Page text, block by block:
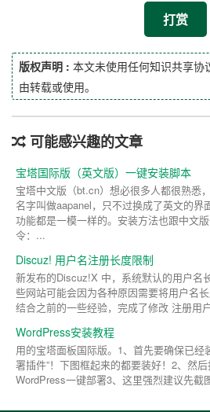
打赏
版权声明 : 本文未使用任何知识共享协
由转载或使用。
可能感兴趣的文章
宝塔国际版（英文版）一键安装脚本
宝塔中文版（bt.cn）想必很多人都很熟悉
名字叫做aapanel，只不过换成了英文的界
功能都是一模一样的。安装方法也跟中文
令：...
Discuz! 用户名注册长度限制
新发布的Discuz!X 中，系统默认的用户名
些网站可能会因为各种原因需要将用户名
结合之前的一些经验，完成了修改 注册用
WordPress安装教程
用的宝塔面板国际版。1、首先要确保已经
署插件”！下图框起来的都要装好！2、然
WordPress一键部署3、这里强烈建议先截